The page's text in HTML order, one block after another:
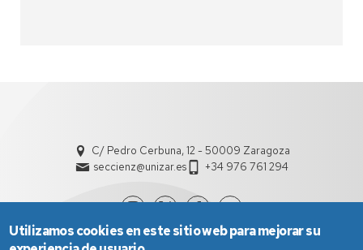
C/ Pedro Cerbuna, 12 - 50009 Zaragoza
seccienz@unizar.es
+34 976 761 294
Utilizamos cookies en este sitio web para mejorar su